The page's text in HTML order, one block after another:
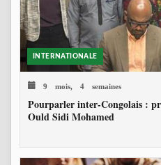
INTERNATIONALE
9 mois, 4 semaines
Pourparler inter-Congolais :
Ould Sidi Mohamed